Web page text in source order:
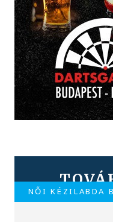
NŐI KÉZILABDA